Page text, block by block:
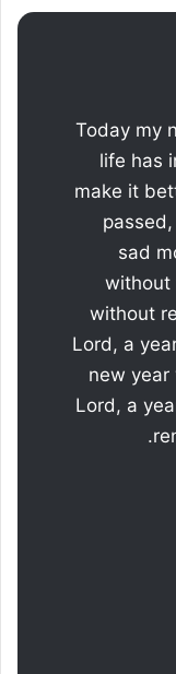
Today my
life has
make it
sad
without
without
Lord, a
new year
Lord, a